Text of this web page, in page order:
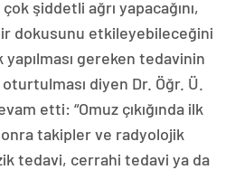
çok şiddetli ağrı yapacağını,
dokusunu etkileyebileceğini
gereken tedavinin
diyen Dr. Öğr. Ü.
etti: “Omuz çıkığında ilk
takipler ve radyolojik
tedavi, cerrahi tedavi ya da